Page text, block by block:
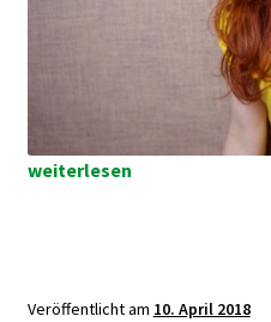
Bürobeleuchtung
weiterlesen
Veröffentlicht am 10. April 2018